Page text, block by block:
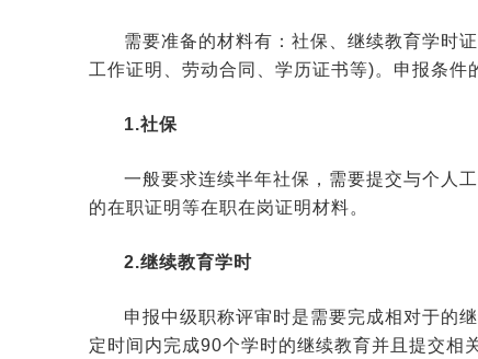
需要准备的材料有：社保、继续教育学时
工作证明、劳动合同、学历证书等)。申报条件
1.社保
一般要求连续半年社保，需要提交与个人
的在职证明等在职在岗证明材料。
2.继续教育学时
申报中级职称评审时是需要完成相对于的
定时间内完成90个学时的继续教育并且提交相